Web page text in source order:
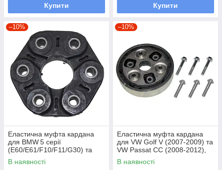
Купити Купити
–10%
Еластична муфта кардана
для BMW 5 серії
(E60/E61/F10/F11/G30) та
BMW 6 серії (E63/E64/G32),
B58;B46, 132 мм, 6 отворів
В наявності
–10%
Еластична муфта кардана
для VW Golf V (2007‑2009) та
VW Passat CC (2008‑2012),
CCTA;BLS, 176 мм, 6 отворів
В наявності